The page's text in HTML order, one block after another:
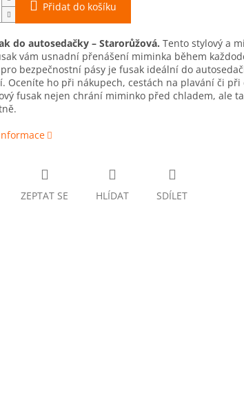
Přidat do košíku
do autosedačky – Starorůžová. Tento stylový a
vám usnadní přenášení miminka během
bezpečnostní pásy je fusak ideální do
Oceníte ho při nákupech, cestách na plavání či při
fusak nejen chrání miminko před chladem, ale
ZEPTAT SE HLÍDAT SDÍLET